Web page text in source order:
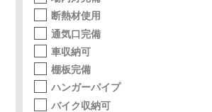
断熱材使用
通気口完備
車収納可
棚板完備
ハンガーパイプ
バイク収納可